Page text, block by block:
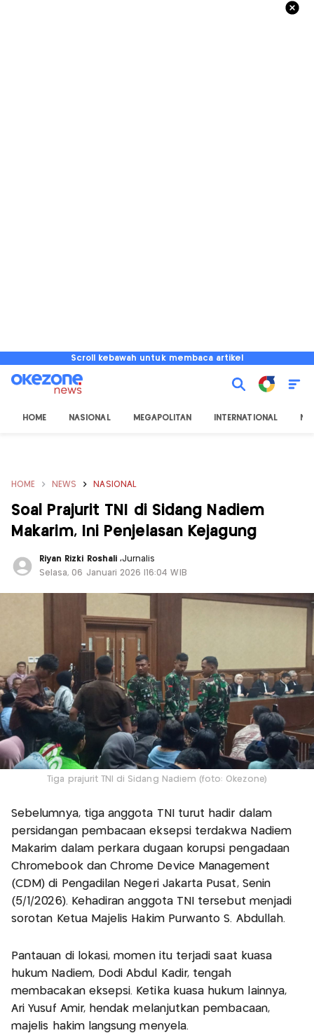
Scroll kebawah untuk membaca artikel
HOME NASIONAL MEGAPOLITAN INTERNATIONAL
HOME NEWS NASIONAL
Soal Prajurit TNI di Sidang Nadiem
Makarim, Ini Penjelasan Kejagung
Riyan Rizki Roshali ,Jurnalis
Selasa, 06 Januari 2026 |16:04 WIB
Tiga prajurit TNI di Sidang Nadiem (foto: Okezone)
Sebelumnya, tiga anggota TNI turut hadir dalam
persidangan pembacaan eksepsi terdakwa Nadiem
Makarim dalam perkara dugaan korupsi pengadaan
Chromebook dan Chrome Device Management
(CDM) di Pengadilan Negeri Jakarta Pusat, Senin
(5/1/2026). Kehadiran anggota TNI tersebut menjadi
sorotan Ketua Majelis Hakim Purwanto S. Abdullah.
Pantauan di lokasi, momen itu terjadi saat kuasa
hukum Nadiem, Dodi Abdul Kadir, tengah
membacakan eksepsi. Ketika kuasa hukum lainnya,
Ari Yusuf Amir, hendak melanjutkan pembacaan,
majelis hakim langsung menyela.